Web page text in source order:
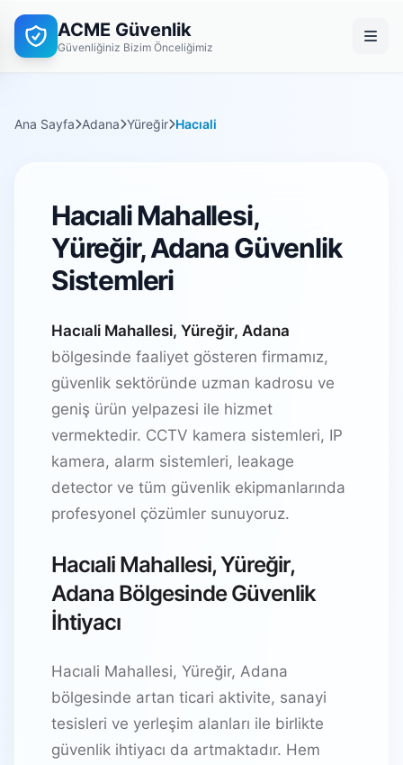
ACME Güvenlik
Güvenliğiniz Bizim Önceliğimiz
Ana Sayfa Adana Yüreğir Hacıali
Hacıali Mahallesi,
Yüreğir, Adana Güvenlik
Sistemleri
Hacıali Mahallesi, Yüreğir, Adana
bölgesinde faaliyet gösteren firmamız,
güvenlik sektöründe uzman kadrosu ve
geniş ürün yelpazesi ile hizmet
vermektedir. CCTV kamera sistemleri, IP
kamera, alarm sistemleri, leakage
detector ve tüm güvenlik ekipmanlarında
profesyonel çözümler sunuyoruz.
Hacıali Mahallesi, Yüreğir,
Adana Bölgesinde Güvenlik
İhtiyacı
Hacıali Mahallesi, Yüreğir, Adana
bölgesinde artan ticari aktivite, sanayi
tesisleri ve yerleşim alanları ile birlikte
güvenlik ihtiyacı da artmaktadır. Hem